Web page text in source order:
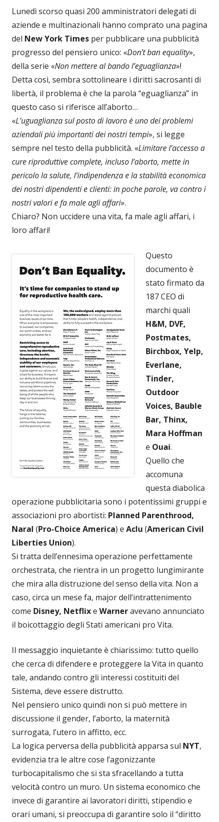
Lunedì scorso quasi 200 amministratori delegati di
aziende e multinazionali hanno comprato una pagina
del New York Times per pubblicare una pubblicità
progresso del pensiero unico: «Don’t ban equality»,
della serie «Non mettere al bando l’eguaglianza»!
Detta così, sembra sottolineare i diritti sacrosanti di
libertà, il problema è che la parola “eguaglianza” in
questo caso si riferisce all’aborto…
«L’uguaglianza sul posto di lavoro è uno dei problemi
aziendali più importanti dei nostri tempi», si legge
sempre nel testo della pubblicità. «Limitare l’accesso a
cure riproduttive complete, incluso l’aborto, mette in
pericolo la salute, l’indipendenza e la stabilità economica
dei nostri dipendenti e clienti: in poche parole, va contro i
nostri valori e fa male agli affari».
Chiaro? Non uccidere una vita, fa male agli affari, i
loro affari!
Questo
documento è
stato firmato da
187 CEO di
marchi quali
H&M, DVF,
Postmates,
Birchbox, Yelp,
Everlane,
Tinder,
Outdoor
Voices, Bauble
Bar, Thinx,
Mara Hoffman
e Ouai.
Quello che
accomuna
questa diabolica
operazione pubblicitaria sono i potentissimi gruppi e
associazioni pro abortisti: Planned Parenthrood,
Naral (Pro-Choice America) e Aclu (American Civil
Liberties Union).
Si tratta dell’ennesima operazione perfettamente
orchestrata, che rientra in un progetto lungimirante
che mira alla distruzione del senso della vita. Non a
caso, circa un mese fa, major dell’intrattenimento
come Disney, Netflixe Warneravevano annunciato
il boicottaggio degli Stati americani pro Vita.
Il messaggio inquietante è chiarissimo: tutto quello
che cerca di difendere e proteggere la Vita in quanto
tale, andando contro gli interessi costituiti del
Sistema, deve essere distrutto.
Nel pensiero unico quindi non si può mettere in
discussione il gender, l’aborto, la maternità
surrogata, l’utero in affitto, ecc.
La logica perversa della pubblicità apparsa sul NYT,
evidenzia tra le altre cose l’agonizzante
turbocapitalismo che si sta sfracellando a tutta
velocità contro un muro. Un sistema economico che
invece di garantire ai lavoratori diritti, stipendio e
orari umani, si preoccupa di garantire solo il “diritto